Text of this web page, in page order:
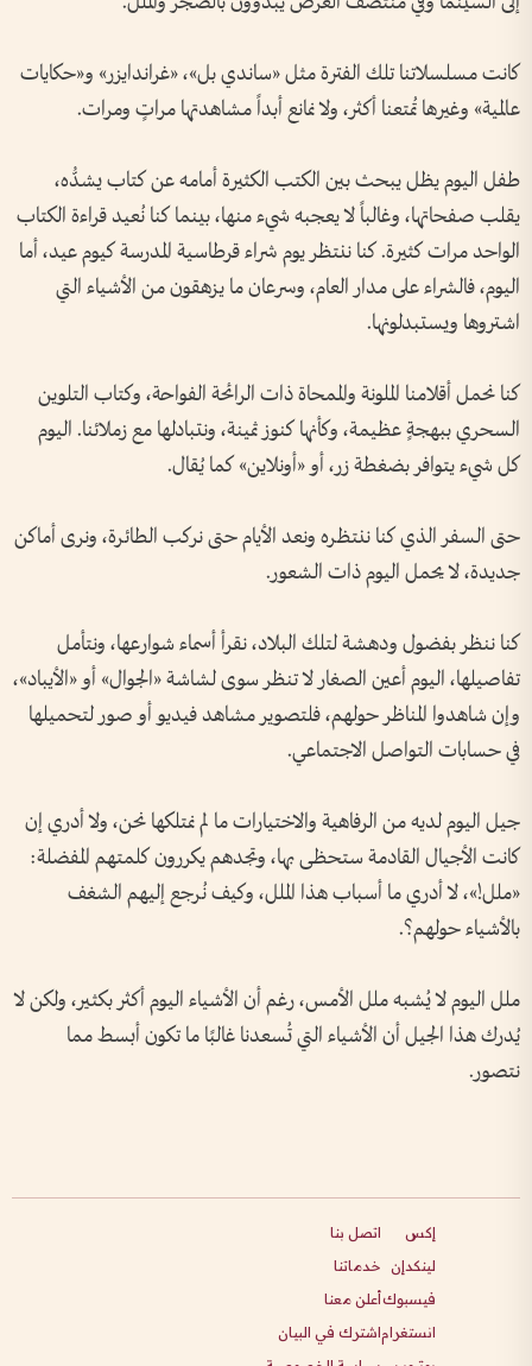
كانت مسلسلاتنا تلك الفترة مثل «ساندي بل»، «غراندايزر» و«حكايات
عالمية» وغيرها تُمتعنا أكثر، ولا نمانع أبداً مشاهدتها مراتٍ ومرات.
طفل اليوم يظل يبحث بين الكتب الكثيرة أمامه عن كتاب يشدُّه،
يقلب صفحاتها، وغالباً لا يعجبه شيء منها، بينما كنا نُعيد قراءة الكتاب
الواحد مرات كثيرة. كنا ننتظر يوم شراء قرطاسية المدرسة كيوم عيد، أما
اليوم، فالشراء على مدار العام، وسرعان ما يزهقون من الأشياء التي
اشتروها ويستبدلونها.
كنا نحمل أقلامنا الملونة والممحاة ذات الرائحة الفواحة، وكتاب التلوين
السحري ببهجةٍ عظيمة، وكأنها كنوز ثمينة، ونتبادلها مع زملائنا. اليوم
كل شيء يتوافر بضغطة زر، أو «أونلاين» كما يُقال.
حتى السفر الذي كنا ننتظره ونعد الأيام حتى نركب الطائرة، ونرى أماكن
جديدة، لا يحمل اليوم ذات الشعور.
كنا ننظر بفضول ودهشة لتلك البلاد، نقرأ أسماء شوارعها، ونتأمل
تفاصيلها، اليوم أعين الصغار لا تنظر سوى لشاشة «الجوال» أو «الأيباد»،
وإن شاهدوا المناظر حولهم، فلتصوير مشاهد فيديو أو صور لتحميلها
في حسابات التواصل الاجتماعي.
جيل اليوم لديه من الرفاهية والاختيارات ما لم نمتلكها نحن، ولا أدري إن
كانت الأجيال القادمة ستحظى بها، وتجدهم يكررون كلمتهم المفضلة:
«ملل!»، لا أدري ما أسباب هذا الملل، وكيف نُرجع إليهم الشغف
بالأشياء حولهم؟.
ملل اليوم لا يُشبه ملل الأمس، رغم أن الأشياء اليوم أكثر بكثير، ولكن لا
يُدرك هذا الجيل أن الأشياء التي تُسعدنا غالبًا ما تكون أبسط مما
نتصور.
إكس
لينكدإن
فيسبوك
انستغرام
اتصل بنا
خدماتنا
أعلن معنا
اشترك في البيان